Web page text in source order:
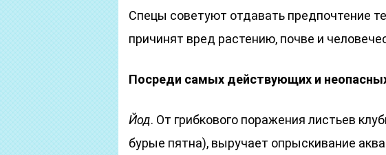
Спецы советуют отдавать предпочтение
причинят вред растению, почве и
Посреди самых действующих и
Йод. От грибкового поражения листьев
бурые пятна), выручает опрыскивание